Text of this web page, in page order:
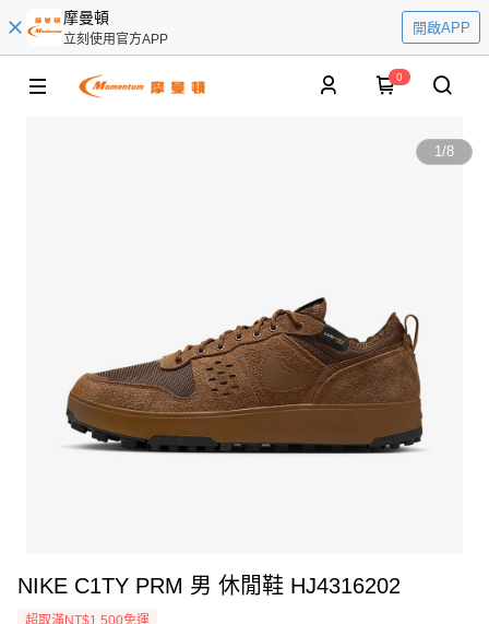
摩曼頓
立刻使用官方APP
開啟APP
0
1/8
NIKE C1TY PRM 男 休閒鞋 HJ4316202
超取滿NT$1,500免運